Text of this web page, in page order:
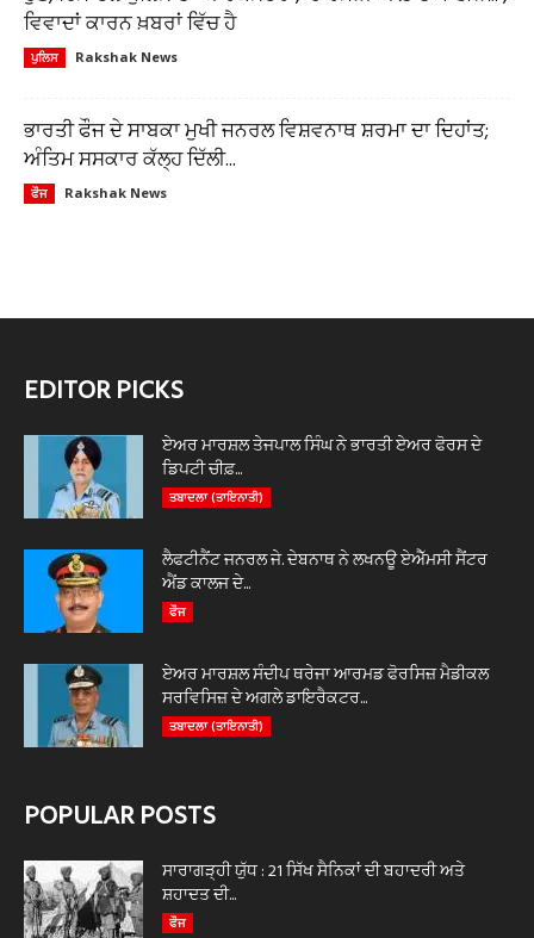
ਵਿਵਾਦਾਂ ਕਾਰਨ ਖ਼ਬਰਾਂ ਵਿੱਚ ਹੈ
ਪੁਲਿਸ Rakshak News
ਭਾਰਤੀ ਫੌਜ ਦੇ ਸਾਬਕਾ ਮੁਖੀ ਜਨਰਲ ਵਿਸ਼ਵਨਾਥ ਸ਼ਰਮਾ ਦਾ ਦਿਹਾਂਤ;
ਅੰਤਿਮ ਸਸਕਾਰ ਕੱਲ੍ਹ ਦਿੱਲੀ...
ਫੌਜ Rakshak News
EDITOR PICKS
ਏਅਰ ਮਾਰਸ਼ਲ ਤੇਜਪਾਲ ਸਿੰਘ ਨੇ ਭਾਰਤੀ ਏਅਰ ਫੋਰਸ ਦੇ
ਡਿਪਟੀ ਚੀਫ਼...
ਤਬਾਦਲਾ (ਤਾਇਨਾਤੀ)
ਲੈਫਟੀਨੈਂਟ ਜਨਰਲ ਜੇ. ਦੇਬਨਾਥ ਨੇ ਲਖਨਊ ਏਐੱਮਸੀ ਸੈਂਟਰ
ਐਂਡ ਕਾਲਜ ਦੇ...
ਫੌਜ
ਏਅਰ ਮਾਰਸ਼ਲ ਸੰਦੀਪ ਥਰੇਜਾ ਆਰਮਡ ਫੋਰਸਿਜ਼ ਮੈਡੀਕਲ
ਸਰਵਿਸਿਜ਼ ਦੇ ਅਗਲੇ ਡਾਇਰੈਕਟਰ...
ਤਬਾਦਲਾ (ਤਾਇਨਾਤੀ)
POPULAR POSTS
ਸਾਰਾਗੜ੍ਹੀ ਯੁੱਧ : 21 ਸਿੱਖ ਸੈਨਿਕਾਂ ਦੀ ਬਹਾਦਰੀ ਅਤੇ
ਸ਼ਹਾਦਤ ਦੀ...
ਫੌਜ